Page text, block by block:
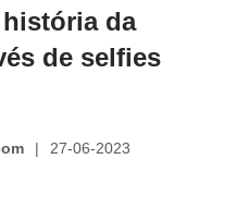
história da
de selfies
27-06-2023